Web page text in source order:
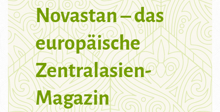
Novastan – das
europäische
Zentralasien-
Magazin